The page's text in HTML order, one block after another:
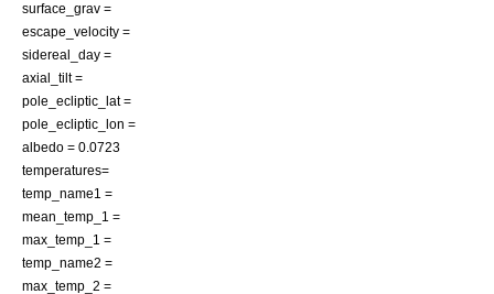
surface_grav =
escape_velocity =
sidereal_day =
axial_tilt =
pole_ecliptic_lat =
pole_ecliptic_lon =
albedo = 0.0723
temperatures=
temp_name1 =
mean_temp_1 =
max_temp_1 =
temp_name2 =
max_temp_2 =